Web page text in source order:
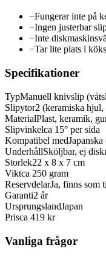
−Fungerar inte på
−Ingen justerbar
−Inte
−Tar lite plats i
Specifikationer
TypManuell knivslip
Slipytor2 (keramiska
MaterialPlast, keramik,
Slipvinkelca 15° per sida
Kompatibel med
UnderhållSköljbar, ej
Storlek22 x 8 x 7 cm
Viktca 250 gram
ReservdelarJa, finns som
Garanti2 år
UrsprungslandJapan
Prisca 419 kr
Vanliga frågor